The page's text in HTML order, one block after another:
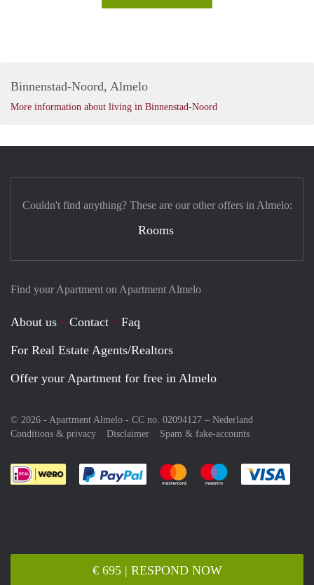
€ 695 | RESPOND NOW
Binnenstad-Noord, Almelo
More information about living in Binnenstad-Noord
Find your Apartment on Apartment Almelo
About us Contact
Faq
For Real Estate Agents/Realtors
Offer your Apartment for free in Almelo
© 2026 - Apartment Almelo - CC no. 02094127 – Nederland
Conditions & privacy
Disclaimer Spam & fake-accounts
Pay easily with :payment method
Pay easily with :payment
Pay easily with
Couldn't find anything? These are our other offers in Almelo:
Rooms